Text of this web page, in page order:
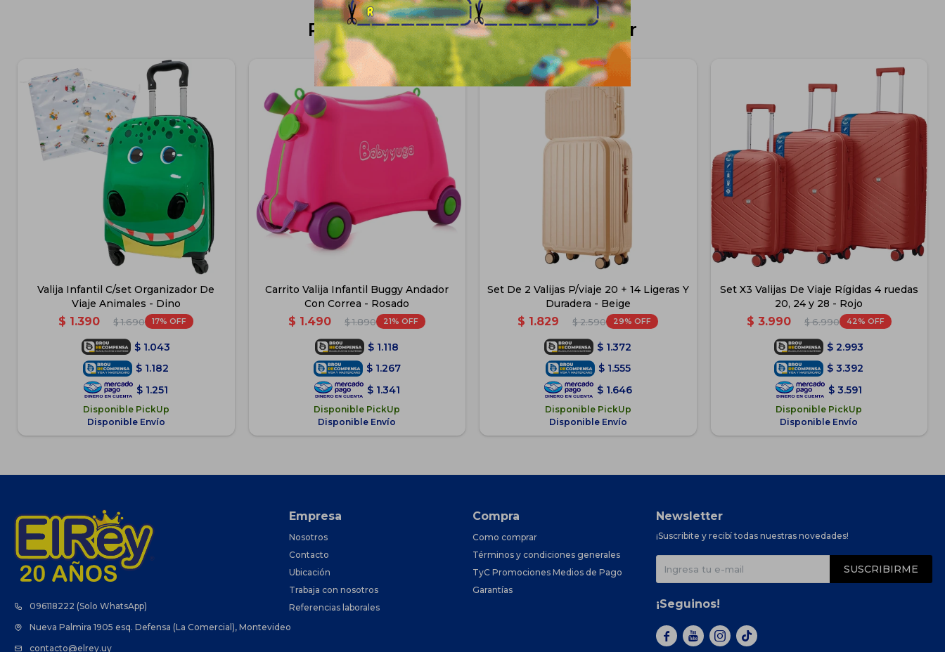
Productos que te pueden interesar
Valija Infantil C/set Organizador De
Viaje Animales - Dino
$ 1.390 $ 1.690 17
$ 1.043
$ 1.182
$ 1.251
Disponible PickUp
Disponible Envío
Carrito Valija Infantil Buggy Andador
Con Correa - Rosado
$ 1.490 $ 1.890 21
$ 1.118
$ 1.267
$ 1.341
Disponible PickUp
Disponible Envío
Set De 2 Valijas P/viaje 20 + 14 Ligeras Y
Duradera - Beige
$ 1.829 $ 2.590 29
$ 1.372
$ 1.555
$ 1.646
Disponible PickUp
Disponible Envío
Set X3 Valijas De Viaje Rígidas 4 ruedas
20, 24 y 28 - Rojo
$ 3.990 $ 6.990 42
$ 2.993
$ 3.392
$ 3.591
Disponible PickUp
Disponible Envío
096118222 (Solo WhatsApp)
Nueva Palmira 1905 esq. Defensa (La Comercial), Montevideo
contacto@elrey.uy
Empresa
Nosotros
Contacto
Ubicación
Trabaja con nosotros
Referencias laborales
Compra
Como comprar
Términos y condiciones generales
TyC Promociones Medios de Pago
Garantías
Newsletter
¡Suscribite y recibí todas nuestras novedades!
SUSCRIBIRME
¡Seguinos!
  